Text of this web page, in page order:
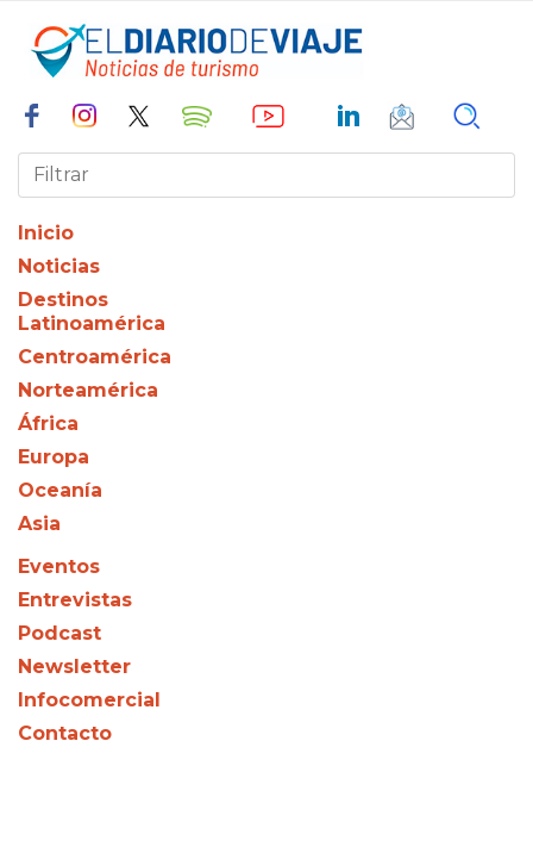
Inicio
Noticias
Destinos
Latinoamérica
Centroamérica
Norteamérica
África
Europa
Oceanía
Asia
Eventos
Entrevistas
Podcast
Newsletter
Infocomercial
Contacto